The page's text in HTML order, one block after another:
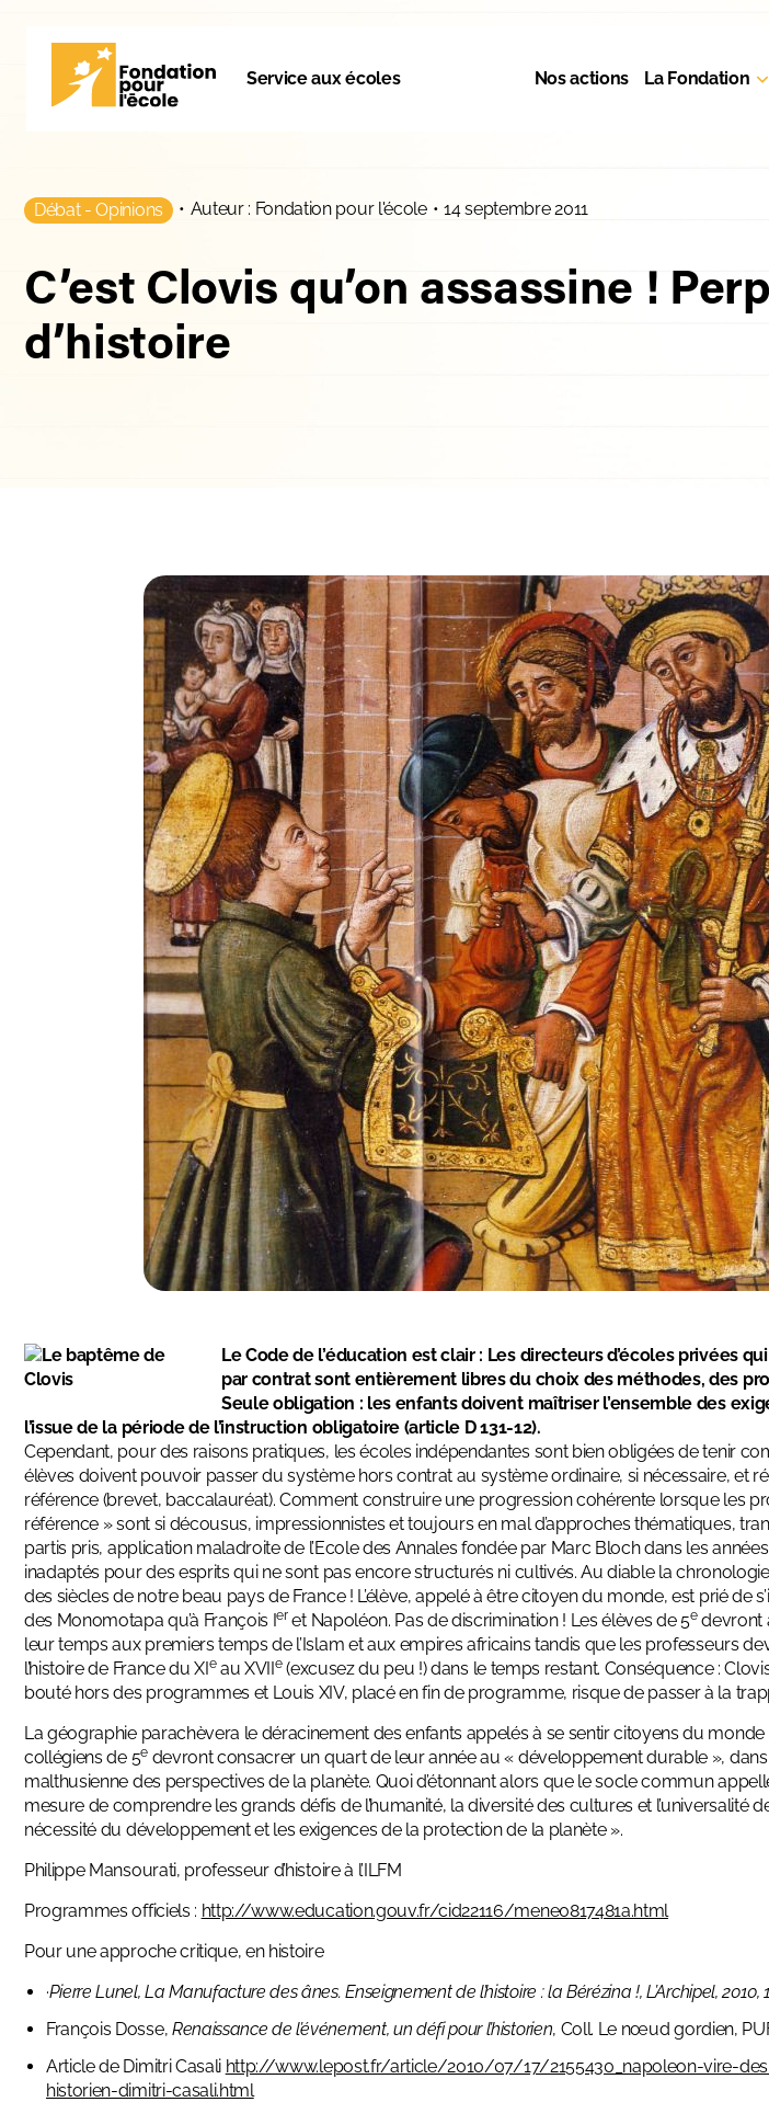
Service aux écoles Nos actions La Fondation
Débat - Opinions • Auteur : Fondation pour l'école • 14 septembre 2011
C’est Clovis qu’on assassine !
d’histoire
Le Code de l’éducation est clair : Les directeurs d’écoles privées
par contrat sont entièrement libres du choix des méthodes, des
Seule obligation : les enfants doivent maîtriser l’ensemble des
l’issue de la période de l’instruction obligatoire (article D 131-12).
Cependant, pour des raisons pratiques, les écoles indépendantes sont bien obligées de tenir
élèves doivent pouvoir passer du système hors contrat au système ordinaire, si nécessaire, et
référence (brevet, baccalauréat). Comment construire une progression cohérente lorsque les
référence » sont si décousus, impressionnistes et toujours en mal d’approches thématiques,
partis pris, application maladroite de l’Ecole des Annales fondée par Marc Bloch dans les
inadaptés pour des esprits qui ne sont pas encore structurés ni cultivés. Au diable la
des siècles de notre beau pays de France ! L’élève, appelé à être citoyen du monde, est prié de
des Monomotapa qu’à François Ieret Napoléon. Pas de discrimination ! Les élèves de 5edevront
leur temps aux premiers temps de l’Islam et aux empires africains tandis que les professeurs
l’histoire de France du XIeau XVIIe(excusez du peu !) dans le temps restant. Conséquence :
bouté hors des programmes et Louis XIV, placé en fin de programme, risque de passer à la
La géographie parachèvera le déracinement des enfants appelés à se sentir citoyens du monde
collégiens de 5edevront consacrer un quart de leur année au « développement durable »,
malthusienne des perspectives de la planète. Quoi d’étonnant alors que le socle commun
mesure de comprendre les grands défis de l’humanité, la diversité des cultures et l’universalité
nécessité du développement et les exigences de la protection de la planète ».
Philippe Mansourati, professeur d’histoire à l’ILFM
Programmes officiels : http://www.education.gouv.fr/cid22116/mene0817481a.html
Pour une approche critique, en histoire
·Pierre Lunel, La Manufacture des ânes. Enseignement de l’histoire : la Bérézina!, L’Archipel, 2010,
François Dosse, Renaissance de l’événement, un défi pour l’historien, Coll. Le nœud gordien,
Article de Dimitri Casali http://www.lepost.fr/article/2010/07/17/2155430_napoleon-vire-
historien-dimitri-casali.html